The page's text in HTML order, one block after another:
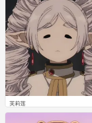
芙莉莲
0